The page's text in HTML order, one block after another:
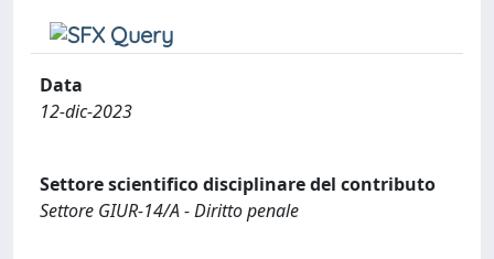
Data
12-dic-2023
Settore scientifico disciplinare del contributo
Settore GIUR-14/A - Diritto penale